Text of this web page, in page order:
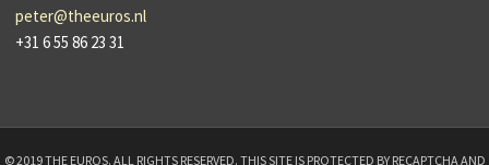
peter@theeuros.nl
+31 6 55 86 23 31
© 2019 THE EUROS. ALL RIGHTS RESERVED. THIS SITE IS PROTECTED BY RECAPTCHA AND